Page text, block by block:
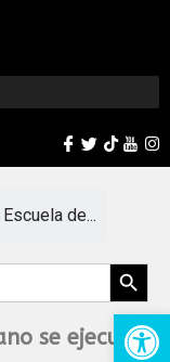
de...
Search Button
se ejecuta